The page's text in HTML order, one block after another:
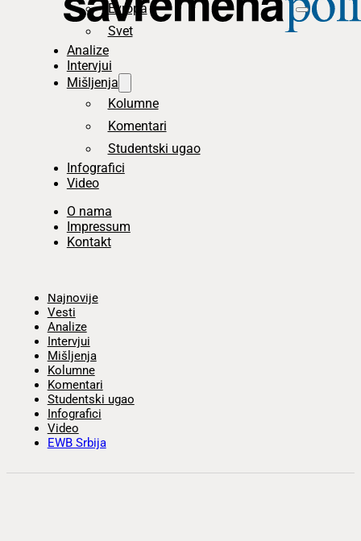
Evropa
Svet
Analize
Intervjui
Mišljenja
Kolumne
Komentari
Studentski ugao
Infografici
Video
O nama
Impressum
Kontakt
Najnovije
Vesti
Analize
Intervjui
Mišljenja
Kolumne
Komentari
Studentski ugao
Infografici
Video
EWB Srbija